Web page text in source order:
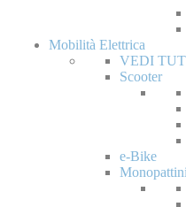
Mobilità Elettrica
VEDI
Scooter
e-Bike